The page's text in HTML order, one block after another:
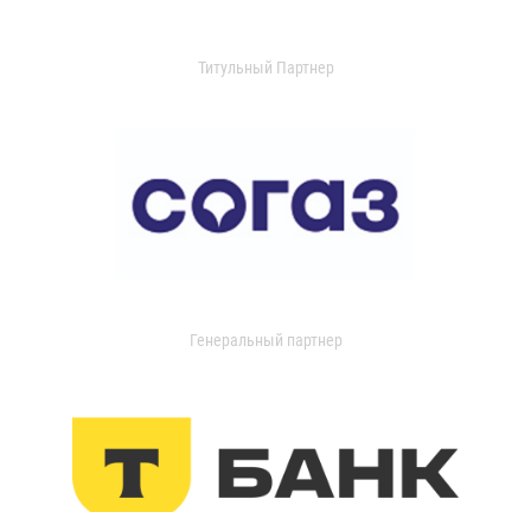
Титульный Партнер
Генеральный партнер